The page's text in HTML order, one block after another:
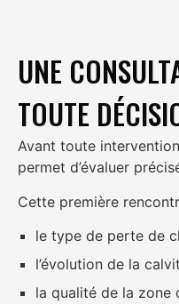
UNE
TOUTE
Avant toute
permet d’évaluer
Cette première
le type de perte de
l’évolution de la
la qualité de la zone